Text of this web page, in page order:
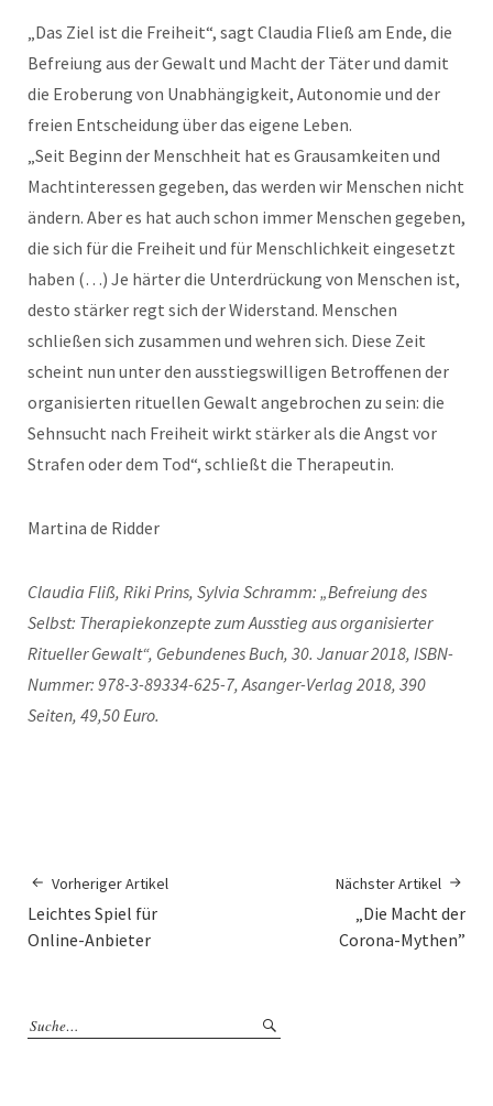
„Das Ziel ist die Freiheit“, sagt Claudia Fließ am Ende, die
Befreiung aus der Gewalt und Macht der Täter und damit
die Eroberung von Unabhängigkeit, Autonomie und der
freien Entscheidung über das eigene Leben.
„Seit Beginn der Menschheit hat es Grausamkeiten und
Machtinteressen gegeben, das werden wir Menschen nicht
ändern. Aber es hat auch schon immer Menschen gegeben,
die sich für die Freiheit und für Menschlichkeit eingesetzt
haben (…) Je härter die Unterdrückung von Menschen ist,
desto stärker regt sich der Widerstand. Menschen
schließen sich zusammen und wehren sich. Diese Zeit
scheint nun unter den ausstiegswilligen Betroffenen der
organisierten rituellen Gewalt angebrochen zu sein: die
Sehnsucht nach Freiheit wirkt stärker als die Angst vor
Strafen oder dem Tod“, schließt die Therapeutin.
Martina de Ridder
Claudia Fliß, Riki Prins, Sylvia Schramm: „Befreiung des
Selbst: Therapiekonzepte zum Ausstieg aus organisierter
Ritueller Gewalt“, Gebundenes Buch, 30. Januar 2018, ISBN-
Nummer: 978-3-89334-625-7, Asanger-Verlag 2018, 390
Seiten, 49,50 Euro.
Vorheriger Artikel
Leichtes Spiel für
Online-Anbieter
Nächster Artikel
„Die Macht der
Corona-Mythen”